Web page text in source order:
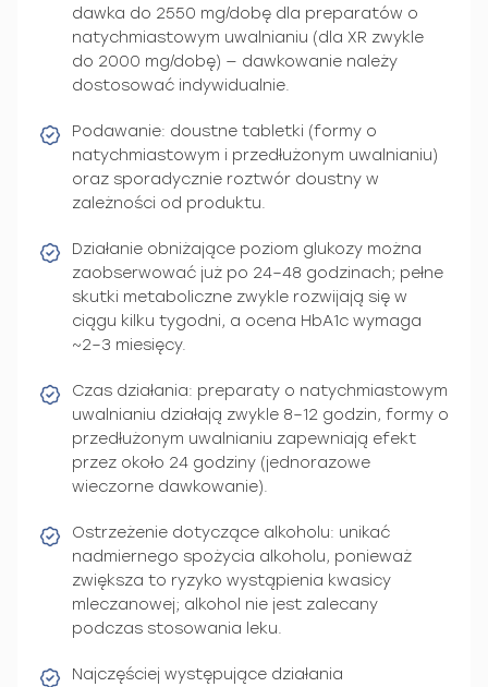
dawka do 2550 mg/dobę dla preparatów o
natychmiastowym uwalnianiu (dla XR zwykle
do 2000 mg/dobę) — dawkowanie należy
dostosować indywidualnie.
Podawanie: doustne tabletki (formy o
natychmiastowym i przedłużonym uwalnianiu)
oraz sporadycznie roztwór doustny w
zależności od produktu.
Działanie obniżające poziom glukozy można
zaobserwować już po 24–48 godzinach; pełne
skutki metaboliczne zwykle rozwijają się w
ciągu kilku tygodni, a ocena HbA1c wymaga
~2–3 miesięcy.
Czas działania: preparaty o natychmiastowym
uwalnianiu działają zwykle 8–12 godzin, formy o
przedłużonym uwalnianiu zapewniają efekt
przez około 24 godziny (jednorazowe
wieczorne dawkowanie).
Ostrzeżenie dotyczące alkoholu: unikać
nadmiernego spożycia alkoholu, ponieważ
zwiększa to ryzyko wystąpienia kwasicy
mleczanowej; alkohol nie jest zalecany
podczas stosowania leku.
Najczęściej występujące działania